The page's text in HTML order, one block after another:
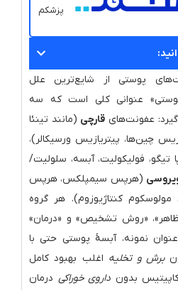
پزشکم
پوستی از شایع‌ترین علل
پوستی» عنوانی کلی است که سه
عفونت‌های قارچی (مانند تینئا
چین‌ها، پیتریازیس ورسیکالر)،
تیگو، فولیکولیت، آبسه، سلولیت/
(هرپس سیمپلکس، هرپس
مولوسکوم کنتاژیوزوم). هر گروه
تظاهر»، «روش تشخیص» و «درمان»
نمونه، آبسهٔ پوستی حتی با
برش و تخلیه اغلب بهبود کامل
کاپیتیس بدون داروی خوراکی درمان